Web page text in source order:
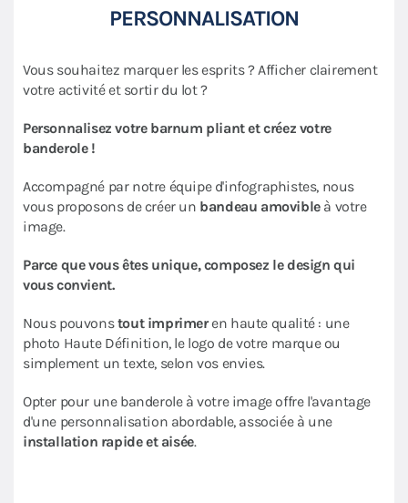
PERSONNALISATION
Vous souhaitez marquer les esprits ? Afficher clairement
votre activité et sortir du lot ?
Personnalisez votre barnum pliant et créez votre
banderole !
Accompagné par notre équipe d'infographistes, nous
vous proposons de créer un bandeau amovibleà votre
image.
Parce que vous êtes unique, composez le design qui
vous convient.
Nous pouvonstout imprimeren haute qualité : une
photo Haute Définition, le logo de votre marque ou
simplement un texte, selon vos envies.
Opter pour une banderole à votre image offre l'avantage
d'une personnalisation abordable, associée à une
installation rapide et aisée.